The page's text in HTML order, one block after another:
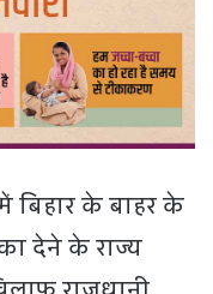
में बिहार के बाहर के
देने के राज्य